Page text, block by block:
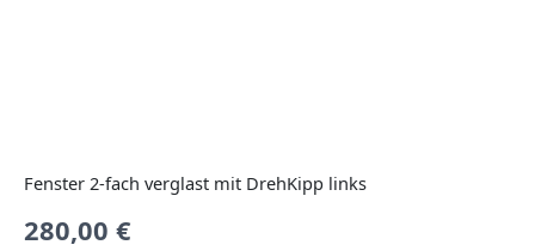
Fenster 2-fach verglast mit DrehKipp links
280,00 €